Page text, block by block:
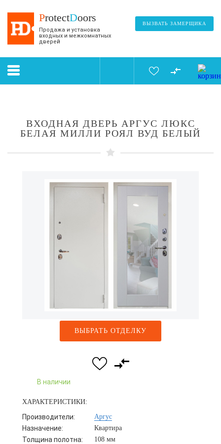
ProtectDoors
Продажа и установка
входных и межкомнатных
дверей
ВЫЗВАТЬ ЗАМЕРЩИКА
ВХОДНАЯ ДВЕРЬ АРГУС ЛЮКС
БЕЛАЯ МИЛЛИ РОЯЛ ВУД БЕЛЫЙ
ВЫБРАТЬ ОТДЕЛКУ
В наличии
ХАРАКТЕРИСТИКИ:
Производители: Аргус
Назначение: Квартира
Толщина полотна: 108 мм